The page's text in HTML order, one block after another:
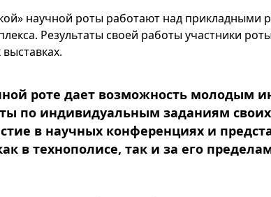
научной роты работают над прикладными
Результаты своей работы участники
роте дает возможность молодым
по индивидуальным заданиям
в научных конференциях и
в технополисе, так и за его